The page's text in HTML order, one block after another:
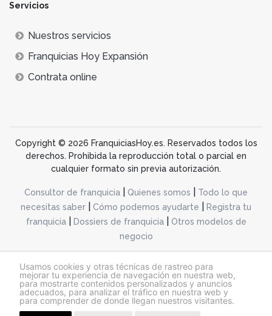
Usamos cookies y otras técnicas de rastreo para
mejorar tu experiencia de navegación en nuestra web,
para mostrarte contenidos personalizados y anuncios
adecuados, para analizar el tráfico en nuestra web y
para comprender de donde llegan nuestros visitantes.
Servicios
Nuestros servicios
Franquicias Hoy Expansión
Contrata online
Copyright © 2026 FranquiciasHoy.es. Reservados todos los
derechos. Prohibida la reproducción total o parcial en
cualquier formato sin previa autorización.
Consultor de franquicia Quienes somos
Todo lo que
necesitas saber
Cómo podemos ayudarte
Registra tu
franquicia| Dossiers de franquicia|
Otros modelos de
negocio
@franquiciashoy.es |Aviso legal| Política de cookies|Política de privacidad